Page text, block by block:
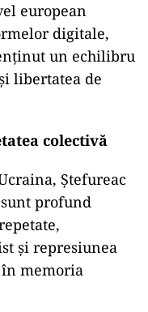
european
digitale,
un echilibru
libertatea de
colectivă
Ștefureac
profund
și represiunea
memoria